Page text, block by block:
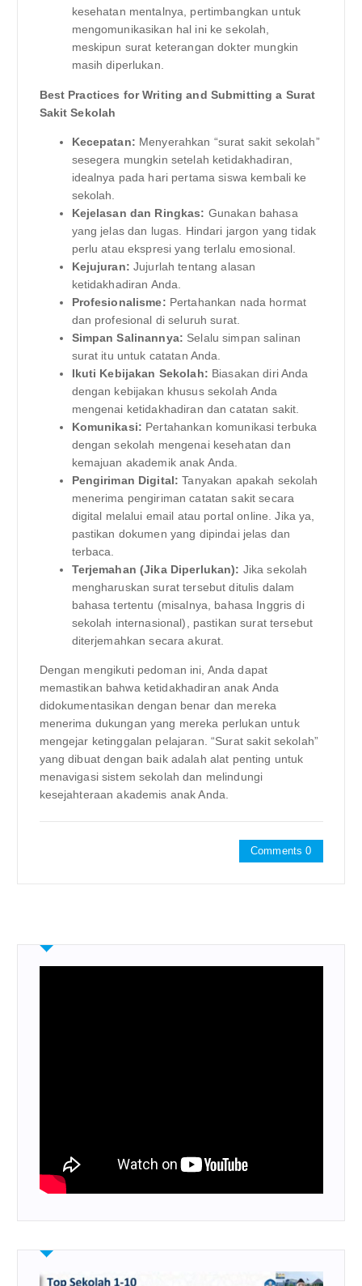
kesehatan mentalnya, pertimbangkan untuk
mengomunikasikan hal ini ke sekolah,
meskipun surat keterangan dokter mungkin
masih diperlukan.
Best Practices for Writing and Submitting a Surat
Sakit Sekolah
Kecepatan: Menyerahkan “surat sakit sekolah”
sesegera mungkin setelah ketidakhadiran,
idealnya pada hari pertama siswa kembali ke
sekolah.
Kejelasan dan Ringkas: Gunakan bahasa
yang jelas dan lugas. Hindari jargon yang tidak
perlu atau ekspresi yang terlalu emosional.
Kejujuran: Jujurlah tentang alasan
ketidakhadiran Anda.
Profesionalisme: Pertahankan nada hormat
dan profesional di seluruh surat.
Simpan Salinannya: Selalu simpan salinan
surat itu untuk catatan Anda.
Ikuti Kebijakan Sekolah: Biasakan diri Anda
dengan kebijakan khusus sekolah Anda
mengenai ketidakhadiran dan catatan sakit.
Komunikasi: Pertahankan komunikasi terbuka
dengan sekolah mengenai kesehatan dan
kemajuan akademik anak Anda.
Pengiriman Digital: Tanyakan apakah sekolah
menerima pengiriman catatan sakit secara
digital melalui email atau portal online. Jika ya,
pastikan dokumen yang dipindai jelas dan
terbaca.
Terjemahan (Jika Diperlukan): Jika sekolah
mengharuskan surat tersebut ditulis dalam
bahasa tertentu (misalnya, bahasa Inggris di
sekolah internasional), pastikan surat tersebut
diterjemahkan secara akurat.
Dengan mengikuti pedoman ini, Anda dapat
memastikan bahwa ketidakhadiran anak Anda
didokumentasikan dengan benar dan mereka
menerima dukungan yang mereka perlukan untuk
mengejar ketinggalan pelajaran. “Surat sakit sekolah”
yang dibuat dengan baik adalah alat penting untuk
menavigasi sistem sekolah dan melindungi
kesejahteraan akademis anak Anda.
Comments 0